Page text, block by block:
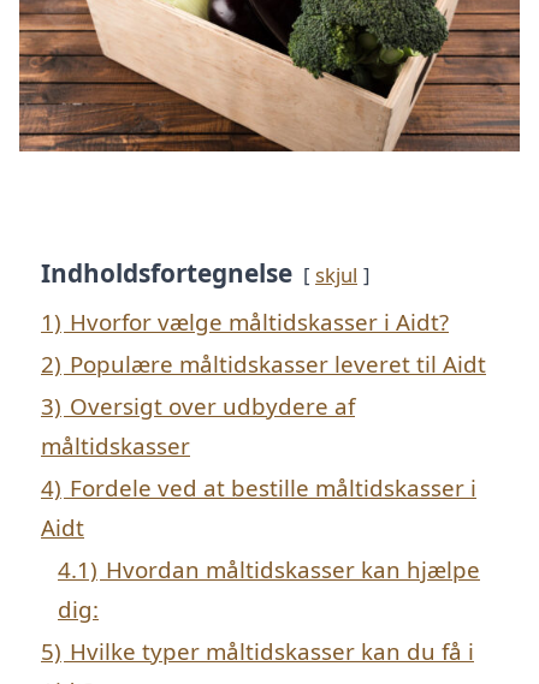
Indholdsfortegnelse skjul
1) Hvorfor vælge måltidskasser i Aidt?
2) Populære måltidskasser leveret til Aidt
3) Oversigt over udbydere af
måltidskasser
4) Fordele ved at bestille måltidskasser i
Aidt
4.1) Hvordan måltidskasser kan hjælpe
dig:
5) Hvilke typer måltidskasser kan du få i